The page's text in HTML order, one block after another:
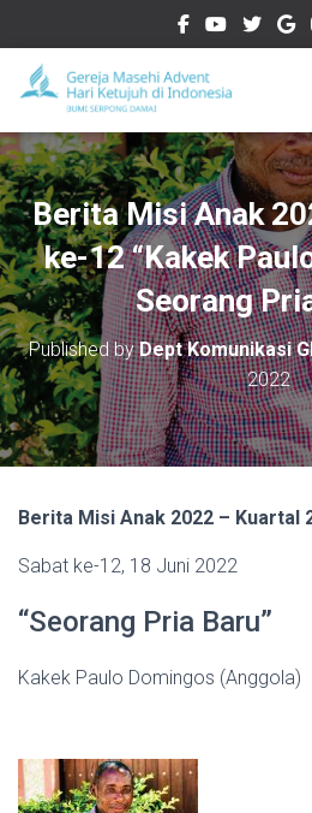
Berita Misi Anak
ke-12 “Kakek
Seorang
Published byDept Komunikasi
2022
Berita Misi Anak 2022 – Kuartal
Sabat ke-12, 18 Juni 2022
“Seorang Pria Baru”
Kakek Paulo Domingos (Anggola)